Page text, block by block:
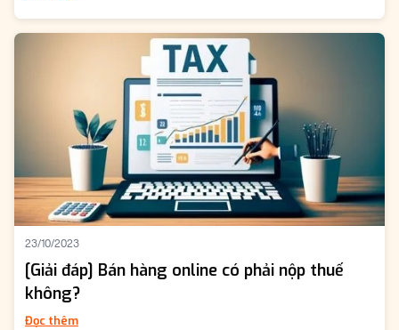
23/10/2023
[Giải đáp] Bán hàng online có phải nộp thuế
không?
Đọc thêm